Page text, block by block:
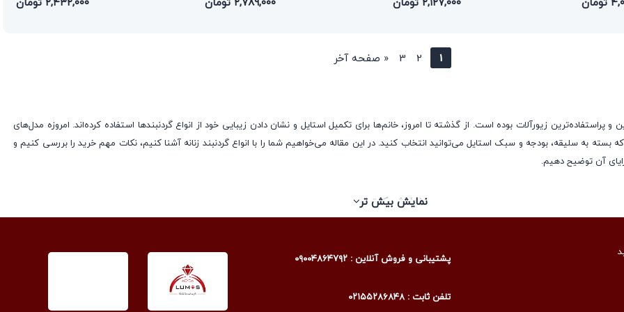
1
2
3
« صفحه آخر
و پراستفاده‌ترین زیورآلات بوده است. از گذشته تا امروز، خانم‌ها برای تکمیل استایل و نشان دادن زیبایی خود از انواع گردنبندها استفاده کرده‌اند. امروزه مدل‌های
که بسته به سلیقه، بودجه و سبک استایل می‌توانید انتخاب کنید. در این مقاله می‌خواهیم شما را با انواع گردنبند زنانه آشنا کنیم، نکات مهم خرید را بررسی کنیم و
آن توضیح دهیم.
برای خانم‌هایی است که هم به دنبال زیبایی و درخشش طلا هستند و هم می‌خواهند هزینه کمتری بپردازند. این نوع گردنبند از فلز پایه مثل نقره یا استیل
ظاهری اشرافی، بدون هزینه‌های گزاف. اینجا هر درخششی داستان خود را روایت می‌کند. این گردنبندها با روکشی از طلای ناب، چنان شکوهی به استایل شما
طلای تمام ممکن نیست. اما زیبایی ماجرا تنها به ظاهر درخشان ختم نمی‌شود؛ سبکی و راحتی فوق‌العاده، آنها را به همراهی ایده‌آل برای استفاده روزمره تبدیل
نمایش کمتر
نمایش بیش تر
پشتیبانی و فروش آنلاین : ۰۹۰۰۴۸۶۴۷۹۲
تلفن ثابت : ۰۲۱۵۵۲۸۶۸۴۸